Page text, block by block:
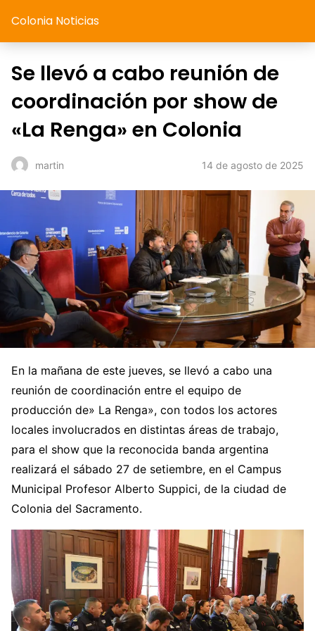
Colonia Noticias
Se llevó a cabo reunión de
coordinación por show de
«La Renga» en Colonia
martin 14 de agosto de 2025
En la mañana de este jueves, se llevó a cabo una
reunión de coordinación entre el equipo de
producción de» La Renga», con todos los actores
locales involucrados en distintas áreas de trabajo,
para el show que la reconocida banda argentina
realizará el sábado 27 de setiembre, en el Campus
Municipal Profesor Alberto Suppici, de la ciudad de
Colonia del Sacramento.